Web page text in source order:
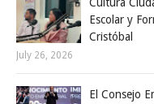
Escolar y
Cristóbal
July 26, 2026
El Consejo